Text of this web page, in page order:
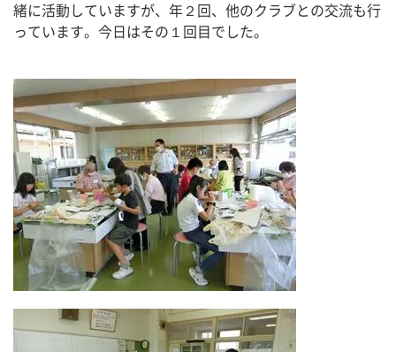
緒に活動していますが、年２回、他のクラブとの交流も行
っています。今日はその１回目でした。